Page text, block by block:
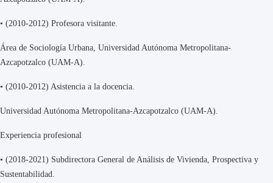
• (2010-2012) Profesora visitante.
Área de Sociología Urbana, Universidad Autónoma Metropolitana-
Azcapotzalco (UAM-A).
• (2010-2012) Asistencia a la docencia.
Universidad Autónoma Metropolitana-Azcapotzalco (UAM-A).
Experiencia profesional
• (2018-2021) Subdirectora General de Análisis de Vivienda, Prospectiva y
Sustentabilidad.